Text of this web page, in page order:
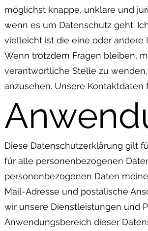
möglichst knappe, unklare und
wenn es um Datenschutz geht.
vielleicht ist die eine oder andere
Wenn trotzdem Fragen bleiben,
verantwortliche Stelle zu
anzusehen. Unsere
Diese Datenschutzerklärung gilt
für alle personenbezogenen
personenbezogenen Daten
Mail-Adresse und postalische
wir unsere Dienstleistungen und
Anwendungsbereich dieser